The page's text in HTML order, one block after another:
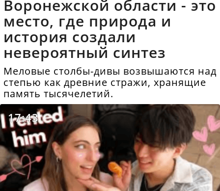
Воронежской области - это
место, где природа и
история создали
невероятный синтез
Меловые столбы-дивы возвышаются над
степью как древние стражи, хранящие
память тысячелетий.
17:43